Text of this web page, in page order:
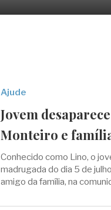
Ajude
Jovem
Monteiro e
Conhecido como Lino, o
madrugada do dia 5 de
amigo da família, na